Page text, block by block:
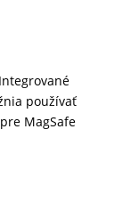
používať
MagSafe